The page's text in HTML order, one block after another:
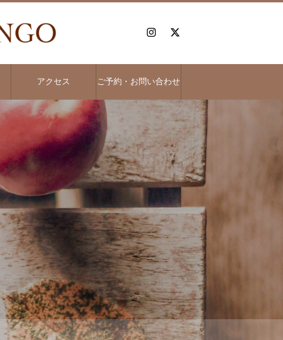
アクセス ご予約・お問い合わせ